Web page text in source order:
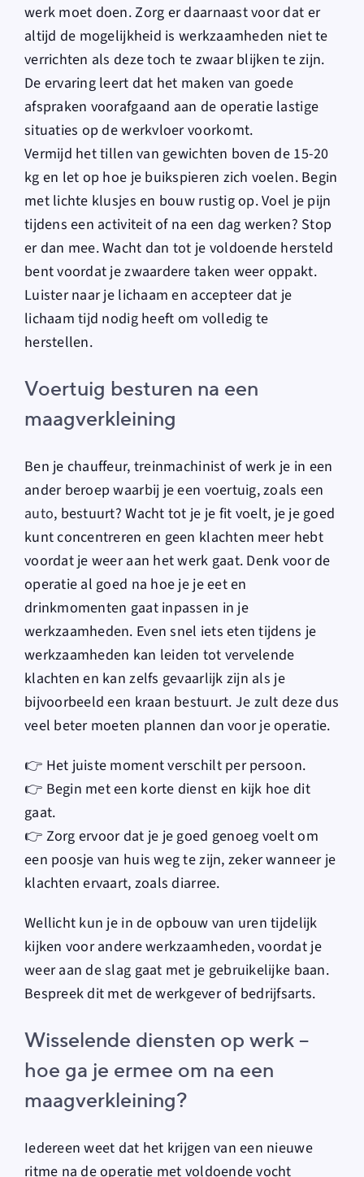
werk moet doen. Zorg er daarnaast voor dat er
altijd de mogelijkheid is werkzaamheden niet te
verrichten als deze toch te zwaar blijken te zijn.
De ervaring leert dat het maken van goede
afspraken voorafgaand aan de operatie lastige
situaties op de werkvloer voorkomt.
Vermijd het tillen van gewichten boven de 15-20
kg en let op hoe je buikspieren zich voelen. Begin
met lichte klusjes en bouw rustig op. Voel je pijn
tijdens een activiteit of na een dag werken? Stop
er dan mee. Wacht dan tot je voldoende hersteld
bent voordat je zwaardere taken weer oppakt.
Luister naar je lichaam en accepteer dat je
lichaam tijd nodig heeft om volledig te
herstellen.
Voertuig besturen na een
maagverkleining
Ben je chauffeur, treinmachinist of werk je in een
ander beroep waarbij je een voertuig, zoals een
auto, bestuurt? Wacht tot je je fit voelt, je je goed
kunt concentreren en geen klachten meer hebt
voordat je weer aan het werk gaat. Denk voor de
operatie al goed na hoe je je eet en
drinkmomenten gaat inpassen in je
werkzaamheden. Even snel iets eten tijdens je
werkzaamheden kan leiden tot vervelende
klachten en kan zelfs gevaarlijk zijn als je
bijvoorbeeld een kraan bestuurt. Je zult deze dus
veel beter moeten plannen dan voor je operatie.
👉 Het juiste moment verschilt per persoon.
👉 Begin met een korte dienst en kijk hoe dit
gaat.
👉 Zorg ervoor dat je je goed genoeg voelt om
een poosje van huis weg te zijn, zeker wanneer je
klachten ervaart, zoals diarree.
Wellicht kun je in de opbouw van uren tijdelijk
kijken voor andere werkzaamheden, voordat je
weer aan de slag gaat met je gebruikelijke baan.
Bespreek dit met de werkgever of bedrijfsarts.
Wisselende diensten op werk –
hoe ga je ermee om na een
maagverkleining?
Iedereen weet dat het krijgen van een nieuwe
ritme na de operatie met voldoende vocht